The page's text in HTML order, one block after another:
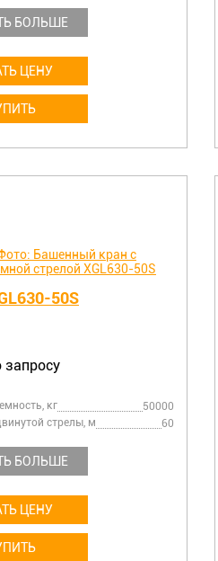
БОЛЬШЕ
ЦЕНУ
50S
запросу
кг
50000
стрелы, м
60
БОЛЬШЕ
ЦЕНУ